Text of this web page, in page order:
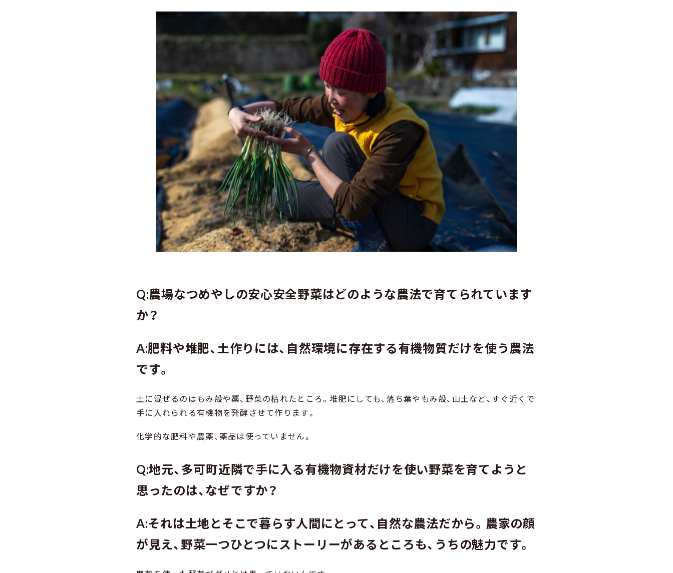
Q:農場なつめやしの安心安全野菜はどのような農法で育てられています
か？
A:肥料や堆肥、土作りには、自然環境に存在する有機物質だけを使う農法
です。
土に混ぜるのはもみ殻や藁、野菜の枯れたところ。堆肥にしても、落ち葉やもみ殻、山土など、すぐ近くで
手に入れられる有機物を発酵させて作ります。
化学的な肥料や農薬、薬品は使っていません。
Q:地元、多可町近隣で手に入る有機物資材だけを使い野菜を育てようと
思ったのは、なぜですか？
A:それは土地とそこで暮らす人間にとって、自然な農法だから。農家の顔
が見え、野菜一つひとつにストーリーがあるところも、うちの魅力です。